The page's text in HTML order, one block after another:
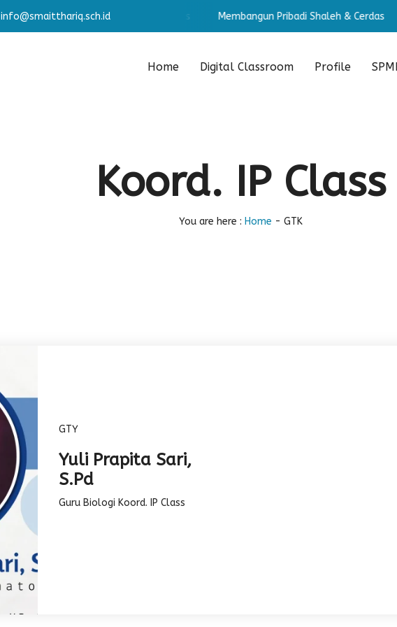
info@smaitthariq.sch.id
Membangun Pribadi Shaleh & Cerdas Membangun Pribadi Shaleh & Cerdas
Home Digital Classroom Profile
Koord. IP Class
You are here : Home - GTK
GTY
Yuli Prapita Sari,
S.Pd
Guru Biologi Koord. IP Class